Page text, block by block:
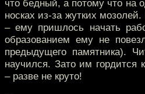
что бедный, а потому что на
носках из-за жутких
– ему пришлось начать
образованием ему не
предыдущего памятника).
научился. Зато им гордится
– разве не круто!